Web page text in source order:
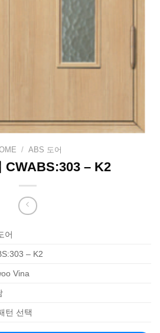
/ ABS 도어
CWABS:303 – K2
어
– K2
Vina
턴 선택